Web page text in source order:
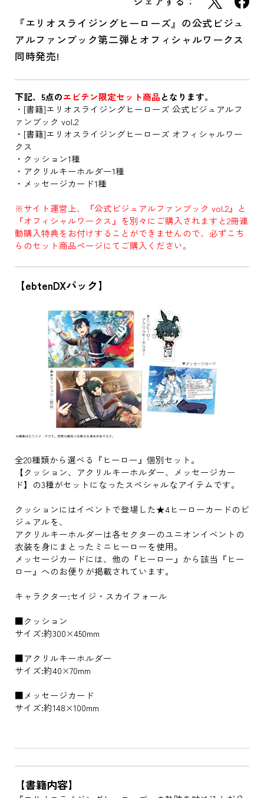
『エリオスライジングヒーローズ』の公式ビジュ
アルファンブック第二弾とオフィシャルワークス
同時発売!
下記、5点のエビテン限定セット商品となります。
・[書籍]エリオスライジングヒーローズ 公式ビジュアルフ
ァンブック vol.2
・[書籍]エリオスライジングヒーローズ オフィシャルワー
クス
・クッション1種
・アクリルキーホルダー1種
・メッセージカード1種
※サイト運営上、『公式ビジュアルファンブック vol.2』と
『オフィシャルワークス』を別々にご購入されますと2冊連
動購入特典をお付けすることができませんので、必ずこち
らのセット商品ページにてご購入ください。
【ebtenDXパック】
全20種類から選べる『ヒーロー』個別セット。
【クッション、アクリルキーホルダー、メッセージカー
ド】の3種がセットになったスペシャルなアイテムです。
クッションにはイベントで登場した★4ヒーローカードのビ
ジュアルを、
アクリルキーホルダーは各セクターのユニオンイベントの
衣装を身にまとったミニヒーローを使用。
メッセージカードには、他の『ヒーロー』から該当『ヒー
ロー』へのお便りが掲載されています。
キャラクター:セイジ・スカイフォール
■クッション
サイズ:約300×450mm
■アクリルキーホルダー
サイズ:約40×70mm
■メッセージカード
サイズ:約148×100mm
【書籍内容】